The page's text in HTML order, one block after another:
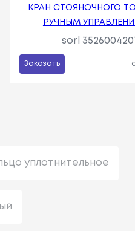
КРАН СТОЯНОЧНОГО
РУЧНЫМ
sorl
Заказать
уплотнительное